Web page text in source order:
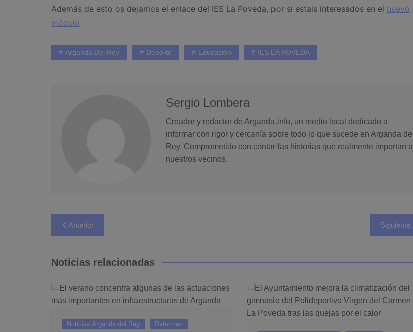
Además de esto os dejamos el enlace del IES La Poveda, por si estais interesados en el nuevo
módulo
Arganda Del Rey Deporte Educación IES LA POVEDA
Sergio Lombera
Creador y redactor de Arganda.info, un medio local dedicado a
informar con rigor y cercanía sobre todo lo que sucede en Arganda del
Rey. Comprometido con contar las historias que realmente importan a
nuestros vecinos.
Navegación
de
entradas
Anterior Siguiente
Noticias relacionadas
Noticias Arganda del Rey Reformas